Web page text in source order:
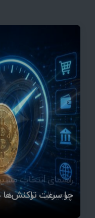
راهنمای انتخاب
دیجیتال
چرا سرعت تراکنش‌ها
آخرین وضعیت بازار
تهدید بیت‌کوین
اتفاق تاریخی در
۱۴۰۵ | بیت‌کوین
تغییر می‌کند
کدامند؟
اتفاق مهم در بازار
تازه‌ترین رسوایی
میز / ۶۲۲ بیت‌کوین کجا رفت؟